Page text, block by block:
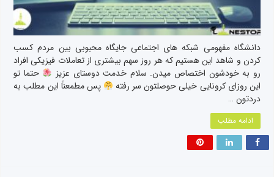
دانشگاه مفهومی شبکه های اجتماعی جایگاه محبوبی بین مردم کسب
کردن و شاهد این هستیم که هر روز سهم بیشتری از تعاملات فیزیکی افراد
رو به خودشون اختصاص میدن. سلام خدمت دوستای عزیز
حتما تو
این روزای کرونایی خیلی حوصلتون سر رفته
پس مطمعناً این مطلب به
دردتون …
ادامه مطلب